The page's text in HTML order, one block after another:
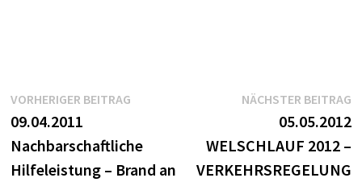
Beitragsnavigation
VORHERIGER BEITRAGVorheriger
09.04.2011
Nachbarschaftliche
Hilfeleistung – Brand an
NÄCHSTER BEITRAG
05.05.2012
WELSCHLAUF 2012 –
VERKEHRSREGELUNG